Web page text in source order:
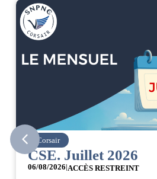
Corsair
CSE. Juillet 2026
06/08/2026|ACCÈS RESTREINT